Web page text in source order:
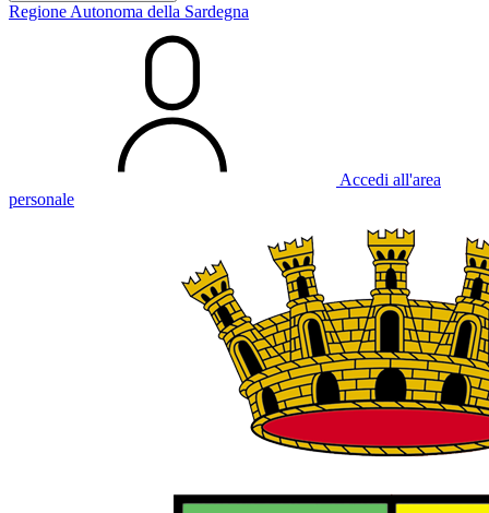
Regione Autonoma della Sardegna
Accedi all'area
personale